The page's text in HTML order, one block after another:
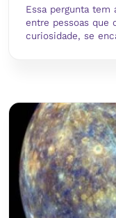
Essa pergunta tem
entre pessoas que
curiosidade, se